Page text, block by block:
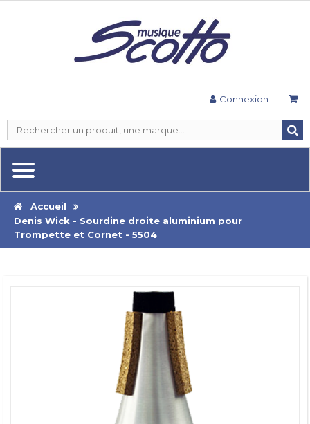
Connexion
Accueil
Denis Wick - Sourdine droite aluminium pour
Trompette et Cornet - 5504